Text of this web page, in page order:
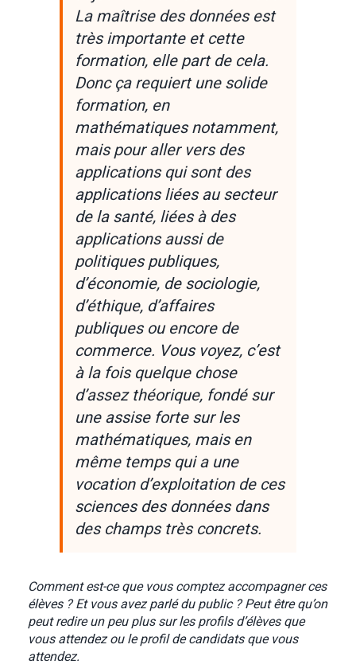
La maîtrise des données est
très importante et cette
formation, elle part de cela.
Donc ça requiert une solide
formation, en
mathématiques notamment,
mais pour aller vers des
applications qui sont des
applications liées au secteur
de la santé, liées à des
applications aussi de
politiques publiques,
d’économie, de sociologie,
d’éthique, d’affaires
publiques ou encore de
commerce. Vous voyez, c’est
à la fois quelque chose
d’assez théorique, fondé sur
une assise forte sur les
mathématiques, mais en
même temps qui a une
vocation d’exploitation de ces
sciences des données dans
des champs très concrets.
Comment est-ce que vous comptez accompagner ces
élèves ? Et vous avez parlé du public ? Peut être qu’on
peut redire un peu plus sur les profils d’élèves que
vous attendez ou le profil de candidats que vous
attendez.